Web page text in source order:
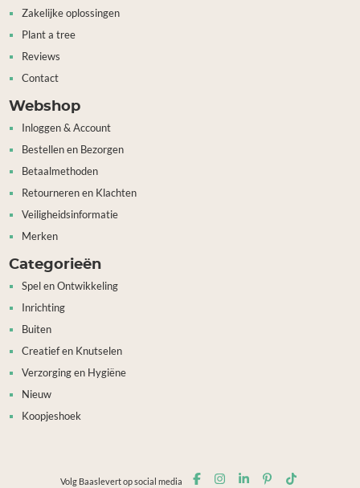
Zakelijke oplossingen
Plant a tree
Reviews
Contact
Webshop
Inloggen & Account
Bestellen en Bezorgen
Betaalmethoden
Retourneren en Klachten
Veiligheidsinformatie
Merken
Categorieën
Spel en Ontwikkeling
Inrichting
Buiten
Creatief en Knutselen
Verzorging en Hygiëne
Nieuw
Koopjeshoek
Volg Baaslevert op social media